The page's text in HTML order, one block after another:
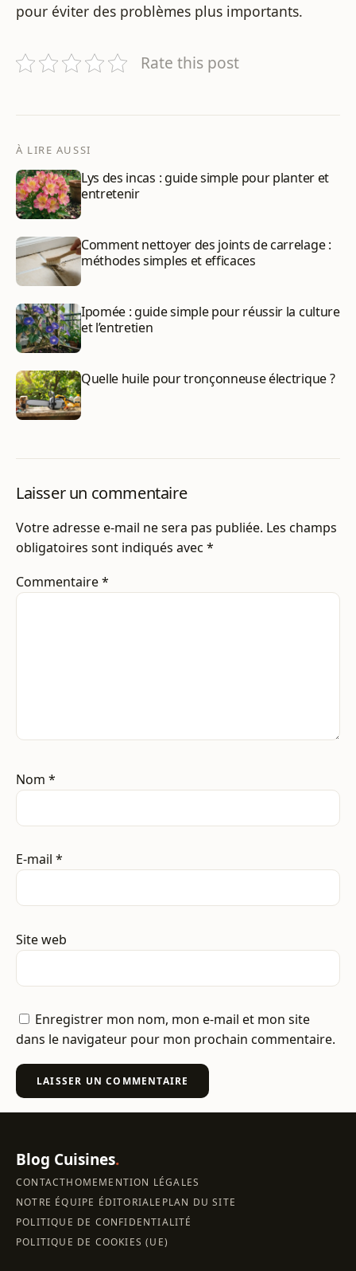
pour éviter des problèmes plus importants.
Rate this post
À LIRE AUSSI
Lys des incas : guide simple pour planter et
entretenir
Comment nettoyer des joints de carrelage :
méthodes simples et efficaces
Ipomée : guide simple pour réussir la culture
et l’entretien
Quelle huile pour tronçonneuse électrique ?
Laisser un commentaire
Votre adresse e-mail ne sera pas publiée. Les champs
obligatoires sont indiqués avec *
Commentaire*
Nom *
E-mail *
Site web
Enregistrer mon nom, mon e-mail et mon site
dans le navigateur pour mon prochain commentaire.
Blog Cuisines.
CONTACTHOMEMENTION LÉGALES
NOTRE ÉQUIPE ÉDITORIALE PLAN DU SITE
POLITIQUE DE CONFIDENTIALITÉ
POLITIQUE DE COOKIES (UE)